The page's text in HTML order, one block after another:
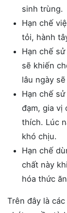
sinh trùng.
Hạn chế
tỏi, hành
Hạn chế
sẽ khiến
lâu ngày
Hạn chế
đạm, gia vị
thích. Lúc
khó chịu.
Hạn chế
chất này
hóa thức
Trên đây là